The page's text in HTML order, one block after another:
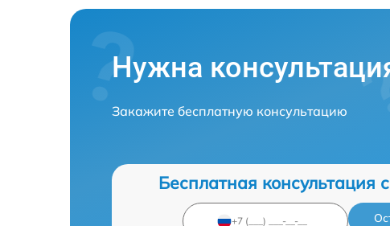
Нужна
Закажите бесплатную консультацию
Бесплатная консультация